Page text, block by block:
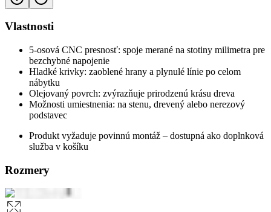
Vlastnosti
5-osová CNC presnosť: spoje merané na stotiny milimetra pre
bezchybné napojenie
Hladké krivky: zaoblené hrany a plynulé línie po celom
nábytku
Olejovaný povrch: zvýrazňuje prirodzenú krásu dreva
Možnosti umiestnenia: na stenu, drevený alebo nerezový
podstavec
Produkt vyžaduje povinnú montáž – dostupná ako doplnková
služba v košíku
Rozmery